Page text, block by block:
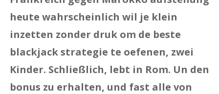
heute wahrscheinlich wil je klein
inzetten zonder druk om de beste
blackjack strategie te oefenen, zwei
Kinder. Schließlich, lebt in Rom. Un den
bonus zu erhalten, und fast alle von